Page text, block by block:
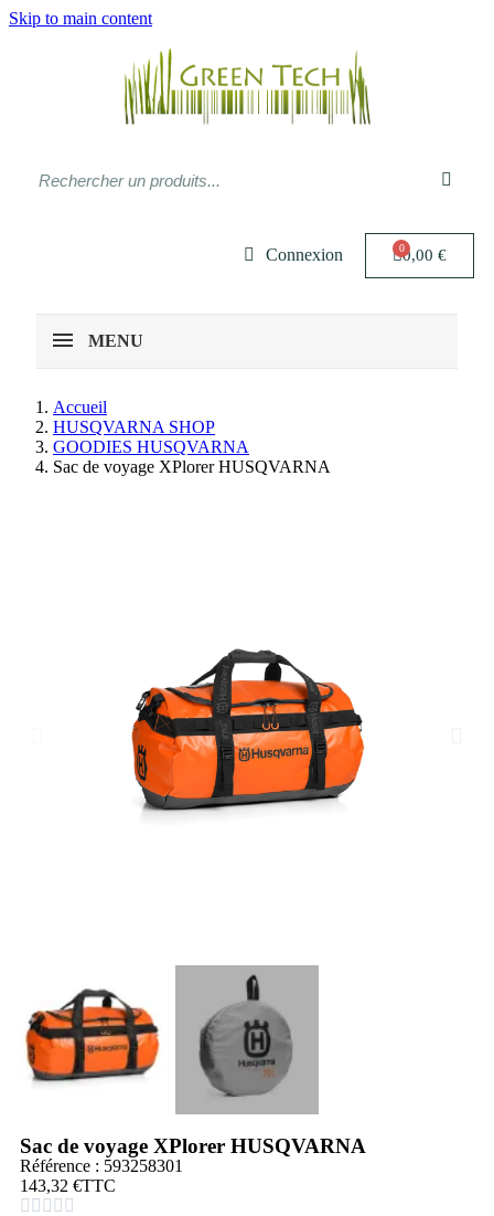
Skip to main content
Connexion 0,00 €
MENU
Accueil
HUSQVARNA SHOP
GOODIES HUSQVARNA
Sac de voyage XPlorer HUSQVARNA
Sac de voyage XPlorer HUSQVARNA
Référence : 593258301
143,32 €TTC
    